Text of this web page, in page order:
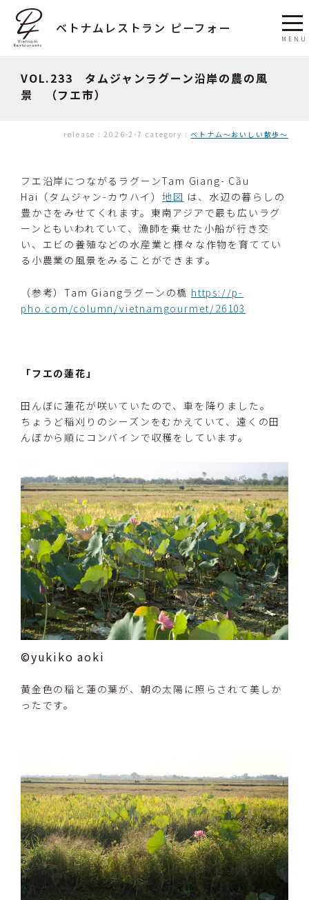
ベトナムレストラン ピーフォー
VOL.233 タムジャンラグーン沿岸の農の風
景 （フエ市）
release : 2026-2-7 category :ベトナム〜おいしい散歩〜
フエ沿岸につながるラグーンTam Giang- Cầu
Hai（タムジャン-カウハイ） 地図 は、水辺の暮らしの
豊かさをみせてくれます。東南アジアで最も広いラグ
ーンともいわれていて、漁師を乗せた小船が行き交
い、エビの養殖などの水産業と様々な作物を育ててい
る小農業の風景をみることができます。
（参考）Tam Giangラグーンの橋 https://p-
pho.com/column/vietnamgourmet/26103
「フエの蓮花」
田んぼに蓮花が咲いていたので、車を降りました。
ちょうど稲刈りのシーズンをむかえていて、遠くの田
んぼから順にコンバインで収穫をしています。
©yukiko aoki
黄金色の稲と蓮の葉が、朝の太陽に照らされて美しか
ったです。